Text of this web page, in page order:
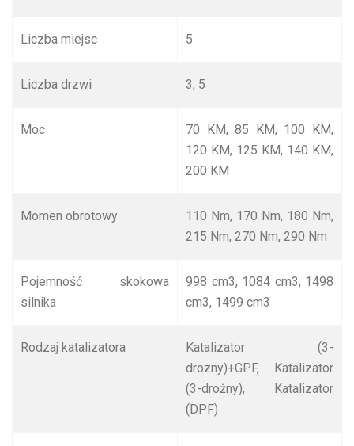
Liczba miejsc 5
Liczba drzwi 3, 5
Moc
70 KM, 85 KM, 100 KM,
120 KM, 125 KM, 140 KM,
200 KM
Momen obrotowy
110 Nm, 170 Nm, 180 Nm,
215 Nm, 270 Nm, 290 Nm
Pojemność skokowa
silnika
998 cm3, 1084 cm3, 1498
cm3, 1499 cm3
Rodzaj katalizatora
Katalizator (3-
drozny)+GPF, Katalizator
(3-drożny), Katalizator
(DPF)